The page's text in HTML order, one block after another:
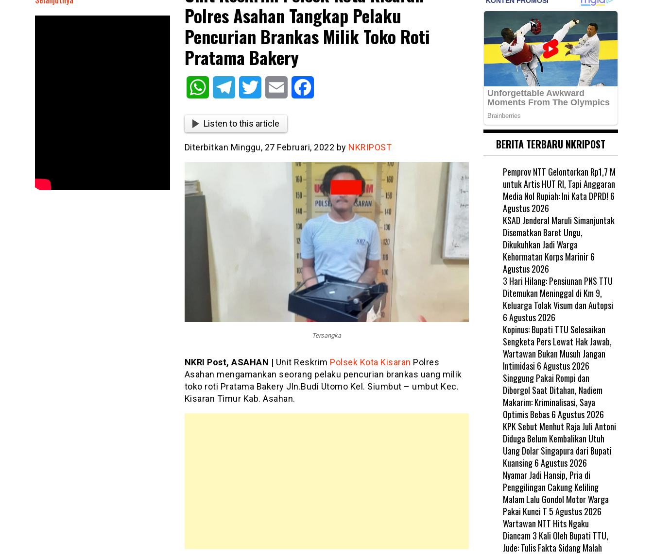
Polres Asahan Tangkap Pelaku
Pencurian Brankas Milik Toko Roti
Pratama Bakery
WhatsAppTelegram Twitter Email
Listen to this article
Diterbitkan Minggu, 27 Februari, 2022 by NKRIPOST
Tersangka
NKRI Post, ASAHAN | Unit Reskrim Polsek Kota Kisaran Polres
Asahan mengamankan seorang pelaku pencurian brankas uang milik
toko roti Pratama Bakery Jln.Budi Utomo Kel. Siumbut – umbut Kec.
Kisaran Timur Kab. Asahan.
Bakery
BERITA TERBARU NKRIPOST
Pemprov NTT Gelontorkan Rp1,7 M
untuk Artis HUT RI, Tapi Anggaran
Media Nol Rupiah: Ini Kata DPRD! 6
Agustus 2026
KSAD Jenderal Maruli Simanjuntak
Disematkan Baret Ungu,
Dikukuhkan Jadi Warga
Kehormatan Korps Marinir 6
Agustus 2026
3 Hari Hilang: Pensiunan PNS TTU
Ditemukan Meninggal di Km 9,
Keluarga Tolak Visum dan Autopsi
6 Agustus 2026
Kopinus: Bupati TTU Selesaikan
Sengketa Pers Lewat Hak Jawab,
Wartawan Bukan Musuh Jangan
Intimidasi 6 Agustus 2026
Singgung Pakai Rompi dan
Diborgol Saat Ditahan, Nadiem
Makarim: Kriminalisasi, Saya
Optimis Bebas 6 Agustus 2026
KPK Sebut Menhut Raja Juli Antoni
Diduga Belum Kembalikan Utuh
Uang Dolar Singapura dari Bupati
Kuansing 6 Agustus 2026
Nyamar Jadi Hansip, Pria di
Penggilingan Cakung Keliling
Malam Lalu Gondol Motor Warga
Pakai Kunci T 5 Agustus 2026
Wartawan NTT Hits Ngaku
Diancam 3 Kali Oleh Bupati TTU,
Jude: Tulis Fakta Sidang Malah